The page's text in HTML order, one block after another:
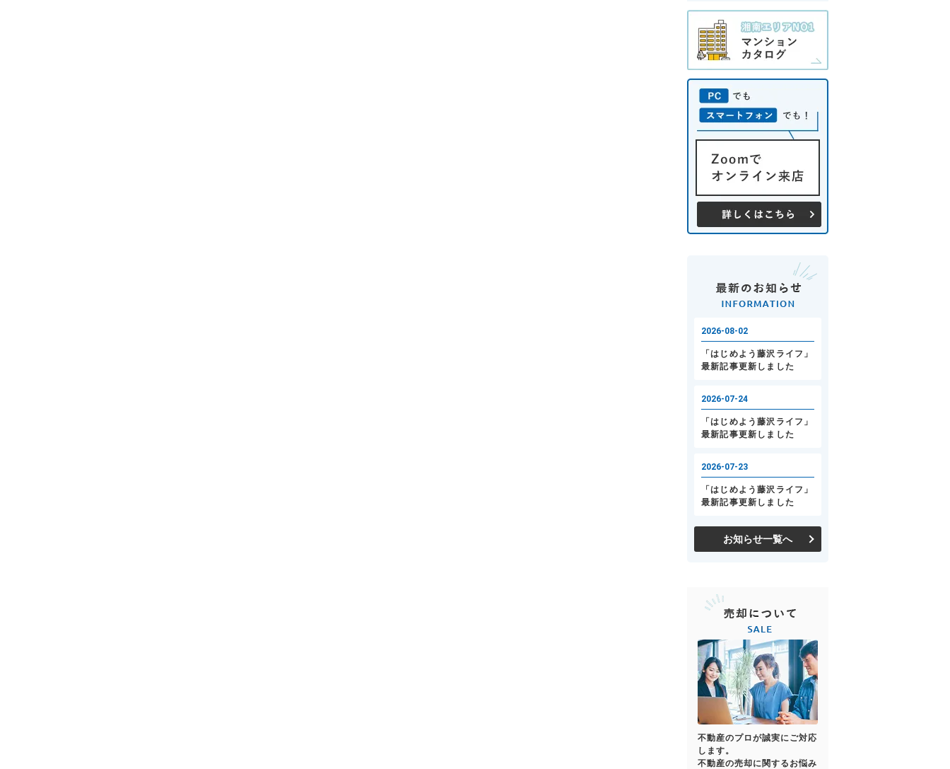
お知らせ一覧へ
不動産のプロが誠実にご対応
します。
不動産の売却に関するお悩み